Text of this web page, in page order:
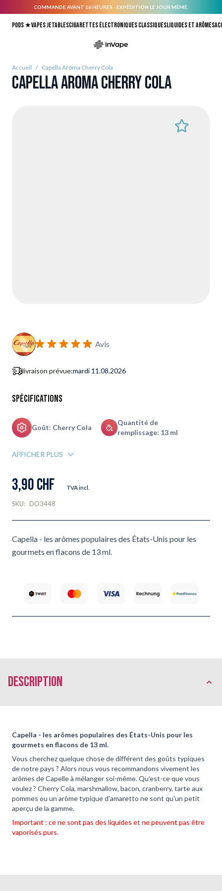
COMMANDE AVANT 16 HEURES - EXPÉDITION LE JOUR MÊME.
Pods ★Vapes jetablesCigarettes électroniques classiquesLiquides et arômes
Accueil / Capella Aroma Cherry Cola
Capella Aroma Cherry Cola
Avis
livraison prévue:mardi 11.08.2026
Spécifications
Goût: Cherry Cola
Quantité de
remplissage: 13 ml
AFFICHER PLUS
3,90 CHF TVA incl.
SKU: DO3448
Capella - les arômes populaires des États-Unis pour les
gourmets en flacons de 13 ml.
Description
Capella - les arômes populaires des États-Unis pour les
gourmets en flacons de 13 ml.
Vous cherchez quelque chose de différent des goûts typiques
de notre pays ? Alors nous vous recommandons vivement les
arômes de Capelle à mélanger soi-même. Qu'est-ce que vous
voulez ? Cherry Cola, marshmallow, bacon, cranberry, tarte aux
pommes ou un arôme typique d'amaretto ne sont qu'un petit
aperçu de la gamme.
Important : ce ne sont pas des liquides et ne peuvent pas être
vaporisés purs.